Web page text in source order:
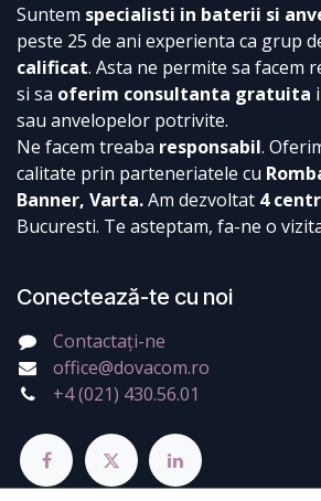
Suntem specialisti in baterii si
peste 25 de ani experienta ca grup
calificat. Asta ne permite sa facem
si sa oferim consultanta gratuita
sau anvelopelor potrivite.
Ne facem treaba responsabil.
calitate prin parteneriatele cu
Banner, Varta.Am dezvoltat 4
Bucuresti. Te asteptam, fa-ne o
Conectează-te cu noi
Contactați-ne
office@dovacom.ro
+4 (021) 430.56.01